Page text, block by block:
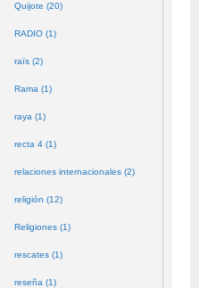
Quijote (20)
RADIO (1)
raïs (2)
Rama (1)
raya (1)
recta 4 (1)
relaciones internacionales (2)
religión (12)
Religiones (1)
rescates (1)
reseña (1)